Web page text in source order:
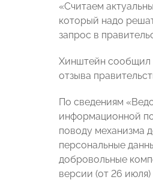
«Считаем
который надо
запрос в
Хинштейн сообщил
отзыва
По сведениям
информационной
поводу механизма
персональные
добровольные
версии (от 26